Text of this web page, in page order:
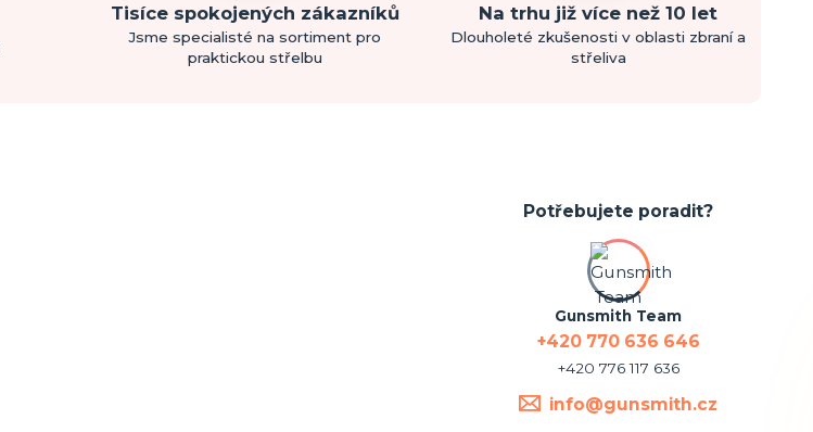
Tisíce spokojených zákazníků
Jsme specialisté na sortiment pro
praktickou střelbu
Na trhu již více než 10 let
Dlouholeté zkušenosti v oblasti zbraní a
střeliva
Potřebujete poradit?
Gunsmith Team
+420 770 636 646
+420 776 117 636
info@gunsmith.cz